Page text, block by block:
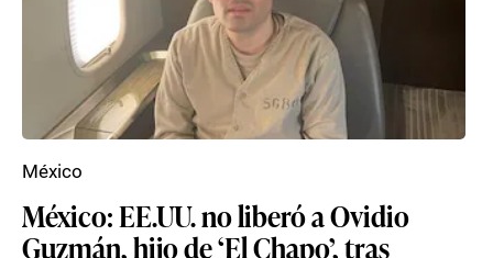
México: EE.UU. no liberó a Ovidio
Guzmán, hijo de ‘El Chapo’, tras
México